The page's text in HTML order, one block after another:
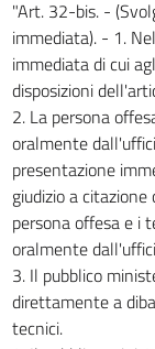
"Art. 32-bis. -
immediata). - 1.
immediata di cui
disposizioni
2. La persona
oralmente
presentazione
giudizio a
persona offesa e i
oralmente
3. Il pubblico
direttamente a
tecnici.